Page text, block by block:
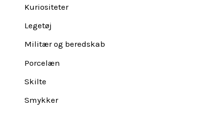
Kuriositeter
Legetøj
Militær og beredskab
Porcelæn
Skilte
Smykker